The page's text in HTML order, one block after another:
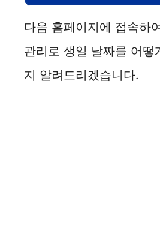
다음 홈페이지에 접속하
관리로 생일 날짜를 어떻
지 알려드리겠습니다.